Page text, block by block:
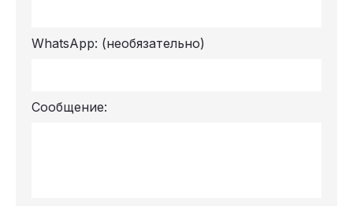
WhatsApp: (необязательно)
Сообщение: